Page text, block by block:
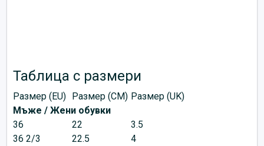
Таблица с размери
Размер (EU) Размер (CM) Размер (UK)
Мъже / Жени обувки
36
22
3.5
36 2/3
22.5
4